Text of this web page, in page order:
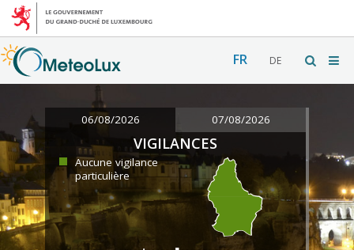
FR DE
06/08/2026 07/08/2026
VIGILANCES
Aucune vigilance
particulière